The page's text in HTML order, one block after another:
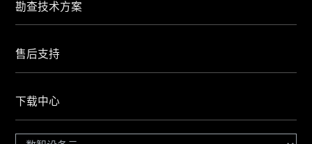
勘查技术方案
售后支持
下载中心